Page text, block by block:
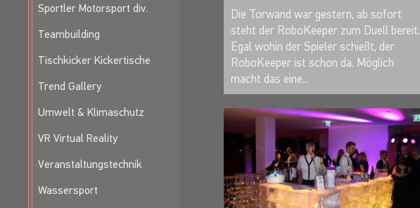
Sportler Motorsport div.
Teambuilding
Tischkicker Kickertische
Trend Gallery
Umwelt & Klimaschutz
VR Virtual Reality
Veranstaltungstechnik
Wassersport
MERKEN
Die Torwand war gestern, ab sofort
steht der RoboKeeper zum Duell bereit.
Egal wohin der Spieler schießt, der
RoboKeeper ist schon da. Möglich
macht das eine...